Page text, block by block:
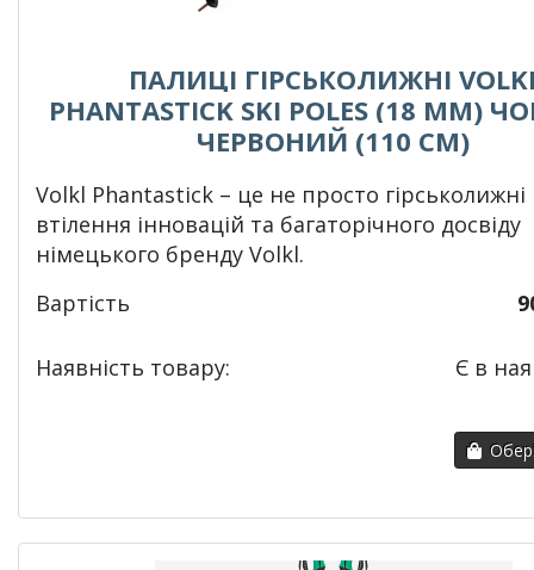
ПАЛИЦІ ГІРСЬКОЛИЖНІ
PHANTASTICK SKI POLES (18 MM)
ЧЕРВОНИЙ (110 СМ)
Volkl Phantastick – це не просто гірськолижні
втілення інновацій та багаторічного досвіду
німецького бренду Volkl.
Вартість
Наявність товару: Є в